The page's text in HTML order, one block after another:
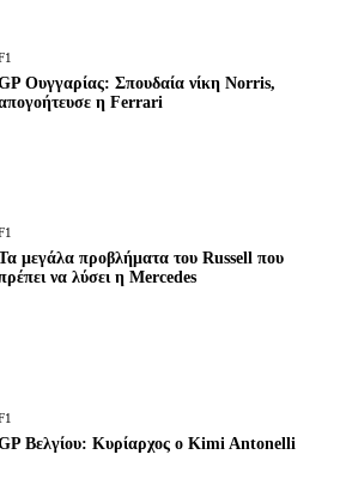
Ουγγαρίας: Σπουδαία νίκη Norris,
η Ferrari
μεγάλα προβλήματα του Russell που
να λύσει η Mercedes
Βελγίου: Κυρίαρχος ο Kimi Antonelli